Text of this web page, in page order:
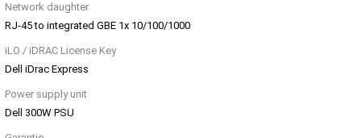
Network daughter
RJ-45 to integrated GBE 1x 10/100/1000
iLO / iDRAC License Key
Dell iDrac Express
Power supply unit
Dell 300W PSU